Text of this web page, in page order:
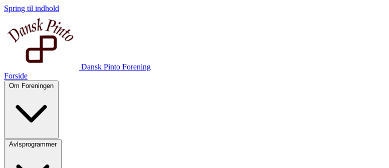
Spring til indhold
Dansk Pinto Forening
Forside
Om Foreningen
Avlsprogrammer